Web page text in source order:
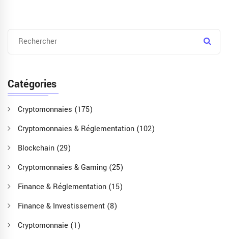
Catégories
Cryptomonnaies (175)
Cryptomonnaies & Réglementation (102)
Blockchain (29)
Cryptomonnaies & Gaming (25)
Finance & Réglementation (15)
Finance & Investissement (8)
Cryptomonnaie (1)